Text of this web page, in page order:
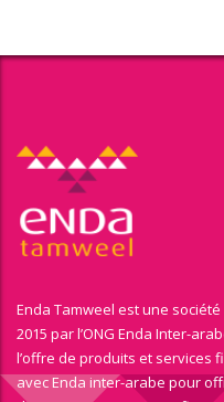
Enda Tamweel est une
2015 par l’ONG Enda Inter-
l’offre de produits et services
avec Enda inter-arabe pour